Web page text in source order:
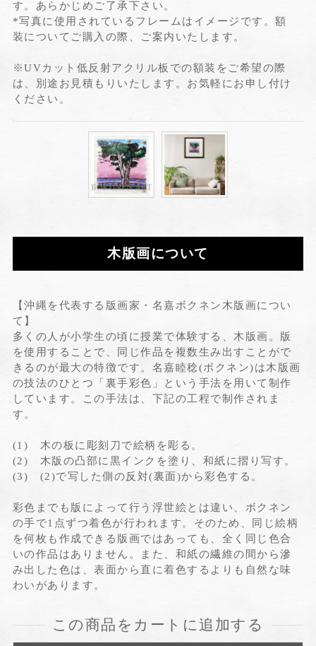
す。あらかじめご了承下さい。
*写真に使用されているフレームはイメージです。額
装についてご購入の際、ご案内いたします。
※UVカット低反射アクリル板での額装をご希望の際
は、別途お見積もりいたします。お気軽にお申し付け
ください。
木版画について
【沖縄を代表する版画家・名嘉ボクネン木版画につい
て】
多くの人が小学生の頃に授業で体験する、木版画。版
を使用することで、同じ作品を複数生み出すことがで
きるのが最大の特徴です。名嘉睦稔(ボクネン)は木版画
の技法のひとつ「裏手彩色」という手法を用いて制作
しています。この手法は、下記の工程で制作されま
す。
(1) 木の板に彫刻刀で絵柄を彫る。
(2) 木版の凸部に黒インクを塗り、和紙に摺り写す。
(3) (2)で写した側の反対(裏面)から彩色する。
彩色までも版によって行う浮世絵とは違い、ボクネン
の手で1点ずつ着色が行われます。そのため、同じ絵柄
を何枚も作成できる版画ではあっても、全く同じ色合
いの作品はありません。また、和紙の繊維の間から滲
み出した色は、表面から直に着色するよりも自然な味
わいがあります。
この商品をカートに追加する